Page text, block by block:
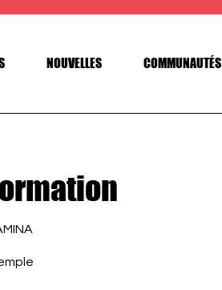
NOUVELLES COMMUNAUTÉS